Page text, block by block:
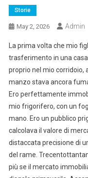
Storie
May 2, 2026 Admin
La prima volta che mio
trasferimento in una
proprio nel mio corridoio,
manzo stava ancora
Ero perfettamente
mio frigorifero, con un
mano. Ero un pubblico
calcolava il valore di
distaccata precisione di
del rame.
più se il mercato